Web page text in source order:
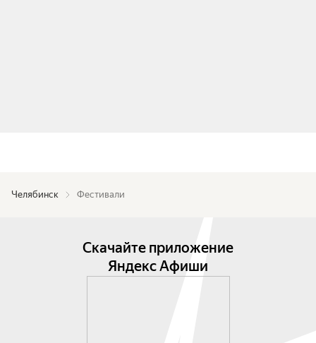
Челябинск Фестивали
Скачайте приложение
Яндекс Афиши